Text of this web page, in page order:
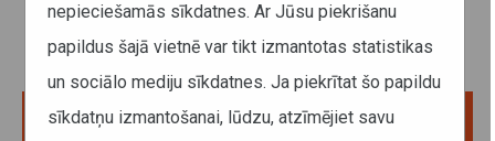
Bērnu drošība, izmantojot
reģionālo sabiedrisko transportu
nepieciešamās sīkdatnes. Ar Jūsu piekrišanu
papildus šajā vietnē var tikt izmantotas statistikas
un sociālo mediju sīkdatnes. Ja piekrītat šo papildu
sīkdatņu izmantošanai, lūdzu, atzīmējiet savu